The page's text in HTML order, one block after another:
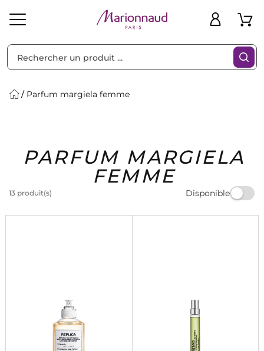
Solaire Homme Marques Idées
Cadeaux
Bons
Plans
Parfum margiela femme
PARFUM MARGIELA
FEMME
13 produit(s) Disponible
Filtres